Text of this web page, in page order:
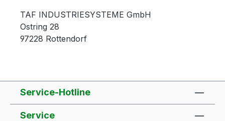
TAF INDUSTRIESYSTEME GmbH
Ostring 28
97228 Rottendorf
Service-Hotline
Service